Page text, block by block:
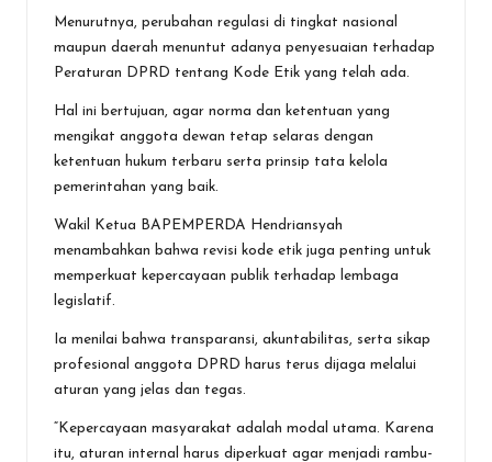
Menurutnya, perubahan regulasi di tingkat nasional
maupun daerah menuntut adanya penyesuaian terhadap
Peraturan DPRD tentang Kode Etik yang telah ada.
Hal ini bertujuan, agar norma dan ketentuan yang
mengikat anggota dewan tetap selaras dengan
ketentuan hukum terbaru serta prinsip tata kelola
pemerintahan yang baik.
Wakil Ketua BAPEMPERDA Hendriansyah
menambahkan bahwa revisi kode etik juga penting untuk
memperkuat kepercayaan publik terhadap lembaga
legislatif.
Ia menilai bahwa transparansi, akuntabilitas, serta sikap
profesional anggota DPRD harus terus dijaga melalui
aturan yang jelas dan tegas.
“Kepercayaan masyarakat adalah modal utama. Karena
itu, aturan internal harus diperkuat agar menjadi rambu-